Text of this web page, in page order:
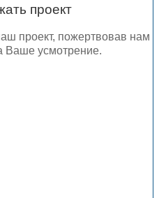
проект
проект, пожертвовав нам
Ваше усмотрение.